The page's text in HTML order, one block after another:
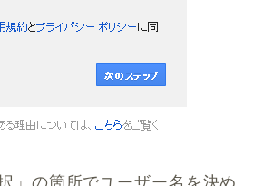
」の箇所でユーザー名を決め